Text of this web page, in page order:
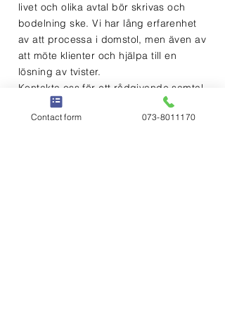
livet och olika avtal bör skrivas och
bodelning ske. Vi har lång erfarenhet
av att processa i domstol, men även av
att möte klienter och hjälpa till en
lösning av tvister.
Kontakta oss för ett rådgivande samtal
och information om vad en
tvistemålsprocess innebär. Vi tar inte
Contact form 073-8011170